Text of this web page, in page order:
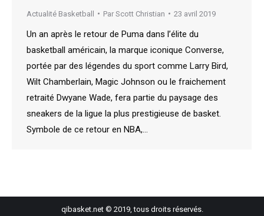
Actualité Basketball Par Scott Christian 23 avril 2019
Un an après le retour de Puma dans l’élite du
basketball américain, la marque iconique Converse,
portée par des légendes du sport comme Larry Bird,
Wilt Chamberlain, Magic Johnson ou le fraichement
retraité Dwyane Wade, fera partie du paysage des
sneakers de la ligue la plus prestigieuse de basket.
Symbole de ce retour en NBA,…
qibasket.net © 2019, tous droits réservés.